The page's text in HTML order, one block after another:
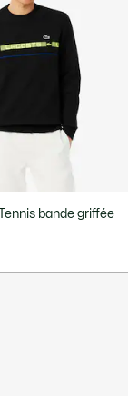
bande griffée